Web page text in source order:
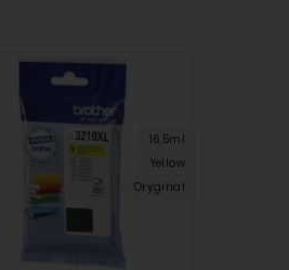
16,5ml
Yellow
Oryginał